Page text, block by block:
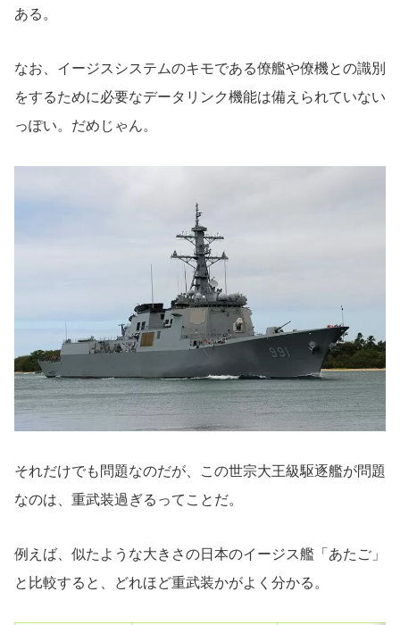
ある。
なお、イージスシステムのキモである僚艦や僚機との識別
をするために必要なデータリンク機能は備えられていない
っぽい。だめじゃん。
それだけでも問題なのだが、この世宗大王級駆逐艦が問題
なのは、重武装過ぎるってことだ。
例えば、似たような大きさの日本のイージス艦「あたご」
と比較すると、どれほど重武装かがよく分かる。